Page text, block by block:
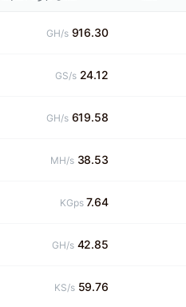
916.30
GH/s
24.12
GS/s
619.58
GH/s
38.53
MH/s
7.64
KGps
42.85
GH/s
59.76
KS/s